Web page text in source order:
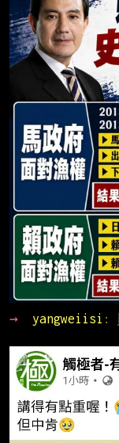
→ yangweiisi :